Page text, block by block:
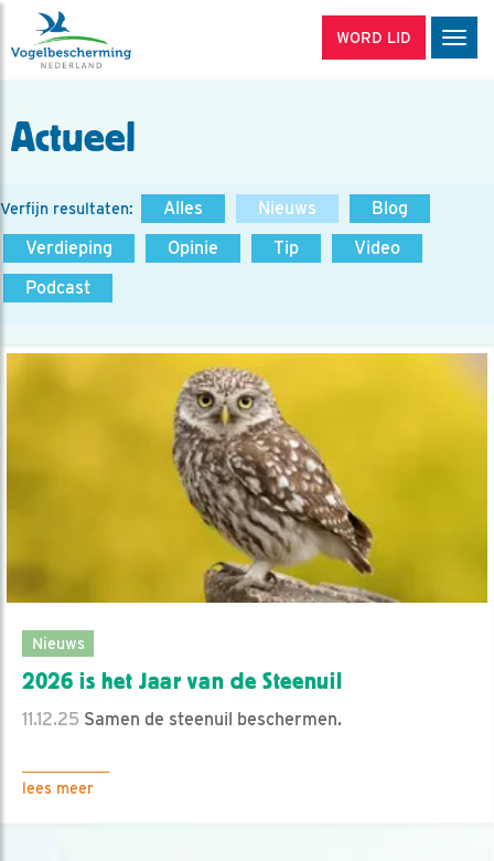
WORD LID
Actueel
Verfijn resultaten: Alles Nieuws
Blog
Verdieping
Opinie Tip
Video
Podcast
Nieuws
2026 is het Jaar van de Steenuil
11.12.25 Samen de steenuil beschermen.
lees meer